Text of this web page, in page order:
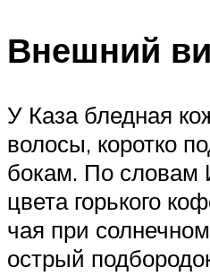
Внешний
У Каза бледная
волосы, коротко
бокам. По словам
цвета горького
чая при
острый